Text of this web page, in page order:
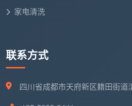
专业工具与环保材料
天均安洁保洁在日常保洁中
家电清洗
联系方式
四川省成都市天府新区籍田街道